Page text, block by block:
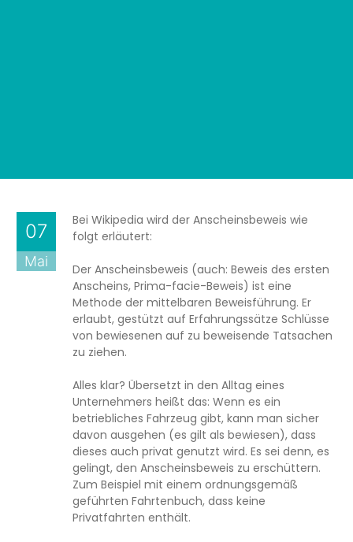
07
Mai
Bei Wikipedia wird der Anscheinsbeweis wie
folgt erläutert:
Der Anscheinsbeweis (auch: Beweis des ersten
Anscheins, Prima-facie-Beweis) ist eine
Methode der mittelbaren Beweisführung. Er
erlaubt, gestützt auf Erfahrungssätze Schlüsse
von bewiesenen auf zu beweisende Tatsachen
zu ziehen.
Alles klar? Übersetzt in den Alltag eines
Unternehmers heißt das: Wenn es ein
betriebliches Fahrzeug gibt, kann man sicher
davon ausgehen (es gilt als bewiesen), dass
dieses auch privat genutzt wird. Es sei denn, es
gelingt, den Anscheinsbeweis zu erschüttern.
Zum Beispiel mit einem ordnungsgemäß
geführten Fahrtenbuch, dass keine
Privatfahrten enthält.